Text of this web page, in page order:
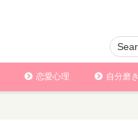
恋愛心理 自分磨き